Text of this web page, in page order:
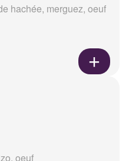
hachée, merguez, oeuf
oeuf